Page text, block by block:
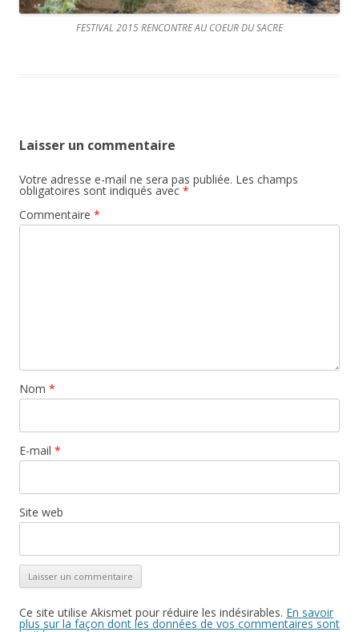
FESTIVAL 2015 RENCONTRE AU COEUR DU SACRE
Laisser un commentaire
Votre adresse e-mail ne sera pas publiée. Les champs
obligatoires sont indiqués avec *
Commentaire *
Nom *
E-mail *
Site web
Ce site utilise Akismet pour réduire les indésirables. En savoir
plus sur la façon dont les données de vos commentaires sont